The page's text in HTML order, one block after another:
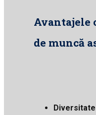
Avantajele
de muncă